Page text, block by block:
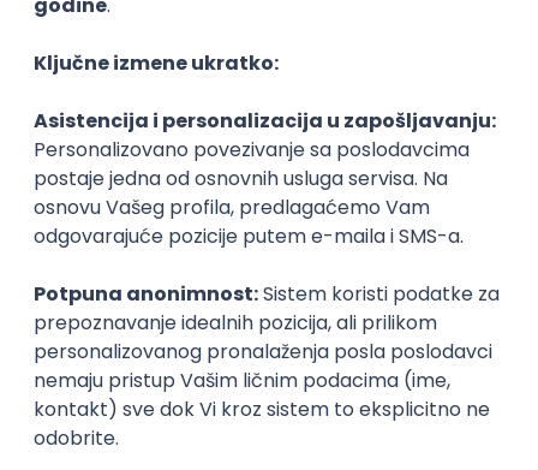
inboxu
Prijavi se
Istaknuti poslodavci